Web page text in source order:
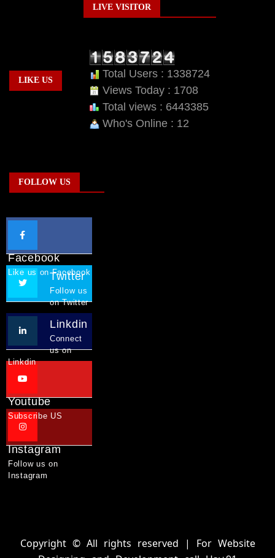
LIKE US
LIVE VISITOR
Total Users : 1338724
Views Today : 1708
Total views : 6443385
Who's Online : 12
FOLLOW US
Facebook
Like us on Facebook
Twitter
Follow us
on Twitter
Linkdin
Connect
us on
Linkdin
Youtube
Subscribe US
Instagram
Follow us on
Instagram
Copyright © All rights reserved | For Website